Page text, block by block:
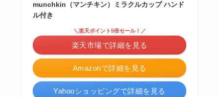
munchkin（マンチキン）ミラクルカップ ハンド
ル付き
Amazonで詳細を見る
＼楽天ポイント5倍セール！／
楽天市場で詳細を見る
Yahooショッピングで詳細を見る